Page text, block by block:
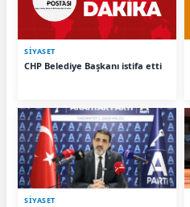
SİYASET
CHP Belediye Başkanı istifa etti
SİYASET